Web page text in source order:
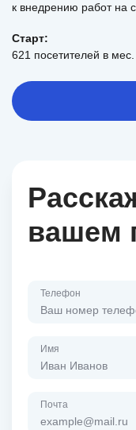
к внедрению работ на
Старт:
621 посетителей в мес.
вашем
Телефон
Имя
Почта